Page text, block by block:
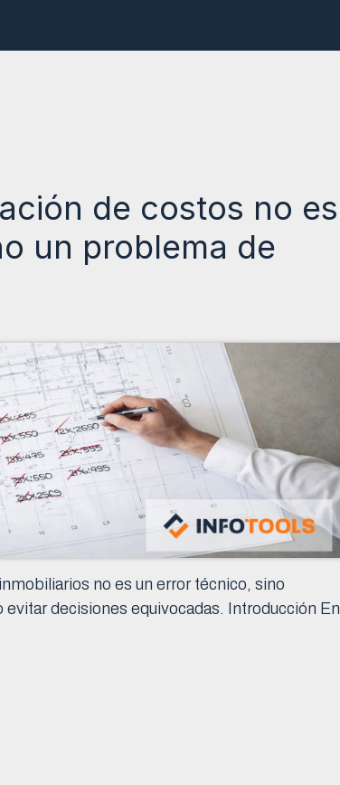
de costos no es
un problema de
no es un error técnico, sino
decisiones equivocadas. Introducción En